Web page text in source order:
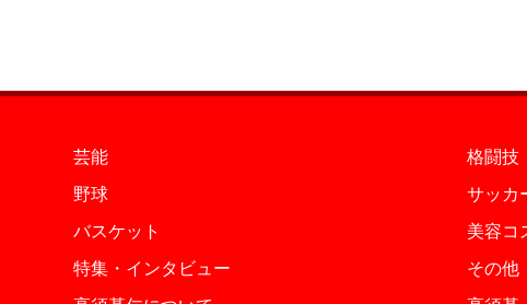
芸能
格闘技
野球
サッカ
バスケット
美容コ
特集・インタビュー
その他